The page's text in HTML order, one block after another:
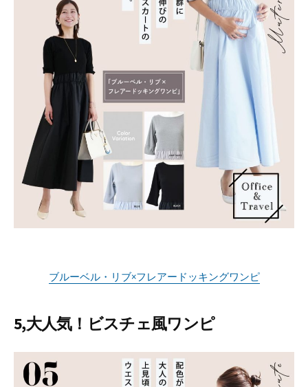
ブルーベル・リブ×フレアードッキングワンピ
5,大人気！ビスチェ風ワンピ